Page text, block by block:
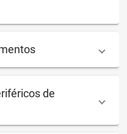
de